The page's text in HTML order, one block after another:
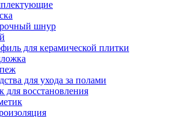
шнур
для керамической плитки
для ухода за полами
для восстановления